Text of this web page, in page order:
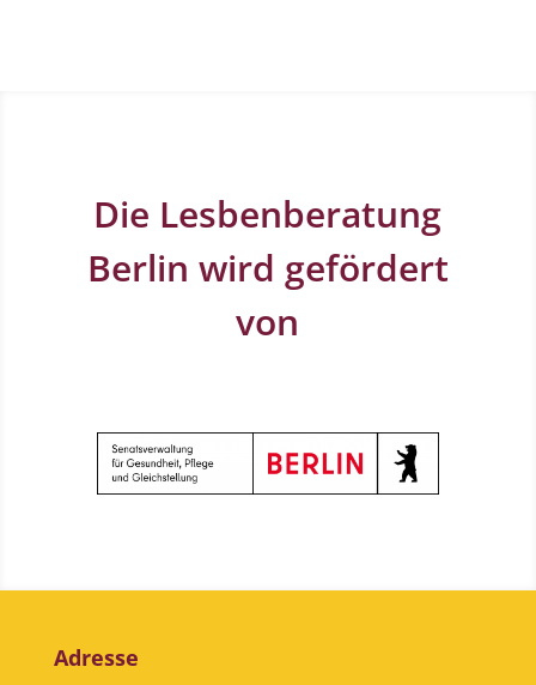
Die Lesbenberatung
Berlin wird gefördert
von
Adresse